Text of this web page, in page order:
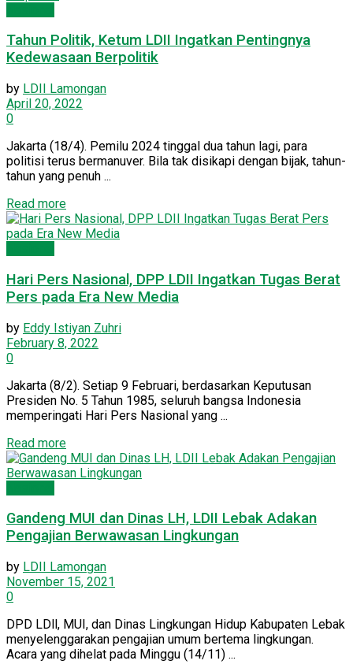
Tahun Politik, Ketum LDII Ingatkan Pentingnya
Kedewasaan Berpolitik
by LDII Lamongan
April 20, 2022
0
Jakarta (18/4). Pemilu 2024 tinggal dua tahun lagi, para
politisi terus bermanuver. Bila tak disikapi dengan bijak, tahun-
tahun yang penuh ...
Read more
Hari Pers Nasional, DPP LDII Ingatkan Tugas Berat
Pers pada Era New Media
by Eddy Istiyan Zuhri
February 8, 2022
0
Jakarta (8/2). Setiap 9 Februari, berdasarkan Keputusan
Presiden No. 5 Tahun 1985, seluruh bangsa Indonesia
memperingati Hari Pers Nasional yang ...
Read more
Gandeng MUI dan Dinas LH, LDII Lebak Adakan
Pengajian Berwawasan Lingkungan
by LDII Lamongan
November 15, 2021
0
DPD LDll, MUI, dan Dinas Lingkungan Hidup Kabupaten Lebak
menyelenggarakan pengajian umum bertema lingkungan.
Acara yang dihelat pada Minggu (14/11) ...